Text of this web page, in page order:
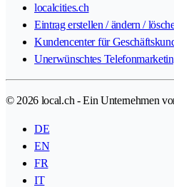
localcities.ch
Eintrag erstellen / ändern /
Kundencenter für
Unerwünschtes
© 2026 local.ch - Ein Unternehmen
DE
EN
FR
IT